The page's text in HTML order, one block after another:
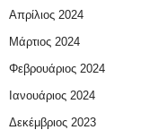
Απρίλιος 2024
Μάρτιος 2024
Φεβρουάριος 2024
Ιανουάριος 2024
Δεκέμβριος 2023